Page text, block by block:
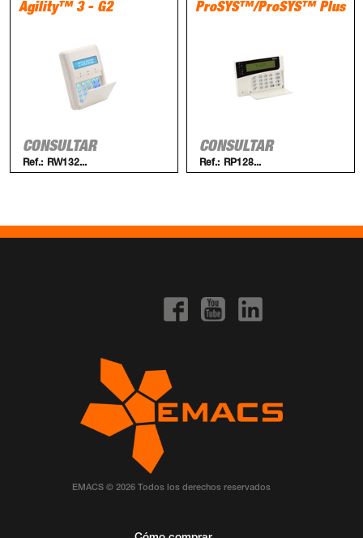
Agility™ 3 - G2
CONSULTAR
Ref.: RW132...
ProSYS™/ProSYS™ Plus
CONSULTAR
Ref.: RP128...
EMACS © 2026 Todos los derechos reservados